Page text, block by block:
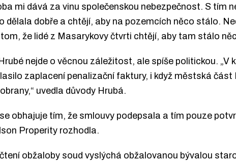
mi dává za vinu společenskou nebezpečnost. S tím
dělala dobře a chtějí, aby na pozemcích něco stálo.
že lidé z Masarykovy čtvrti chtějí, aby tam stálo
nejde o věcnou záležitost, ale spíše politickou.
zaplacení penalizační faktury, i když městská
uvedla důvody Hrubá.
obhajuje tím, že smlouvy podepsala a tím pouze
Properity rozhodla.
obžaloby soud vyslýchá obžalovanou bývalou